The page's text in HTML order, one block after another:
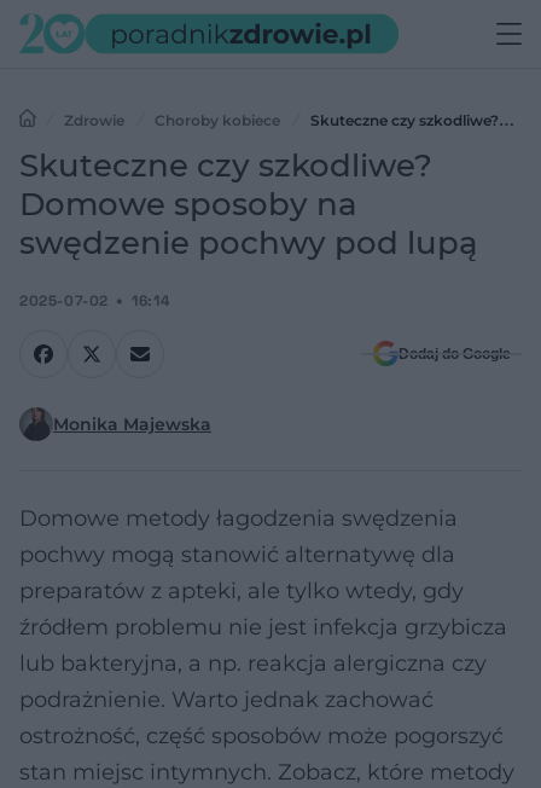
Zdrowie Choroby kobiece
Skuteczne czy szkodliwe?
Domowe sposoby na swędzenie pochwy pod lupą
Skuteczne czy szkodliwe?
Domowe sposoby na
swędzenie pochwy pod lupą
2025-07-02 16:14
Dodaj do Google
Monika Majewska
Domowe metody łagodzenia swędzenia
pochwy mogą stanowić alternatywę dla
preparatów z apteki, ale tylko wtedy, gdy
źródłem problemu nie jest infekcja grzybicza
lub bakteryjna, a np. reakcja alergiczna czy
podrażnienie. Warto jednak zachować
ostrożność, część sposobów może pogorszyć
stan miejsc intymnych. Zobacz, które metody